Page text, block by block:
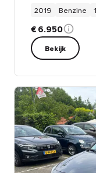
2019
Benzine
€ 6.950
Bekijk